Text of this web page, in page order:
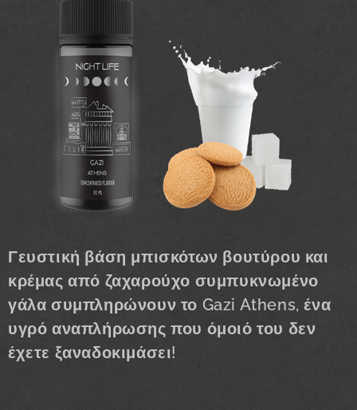
Γευστική βάση μπισκότων βουτύρου και
κρέμας από ζαχαρούχο συμπυκνωμένο
γάλα συμπληρώνουν το Gazi Athens, ένα
υγρό αναπλήρωσης που όμοιό του δεν
έχετε ξαναδοκιμάσει!